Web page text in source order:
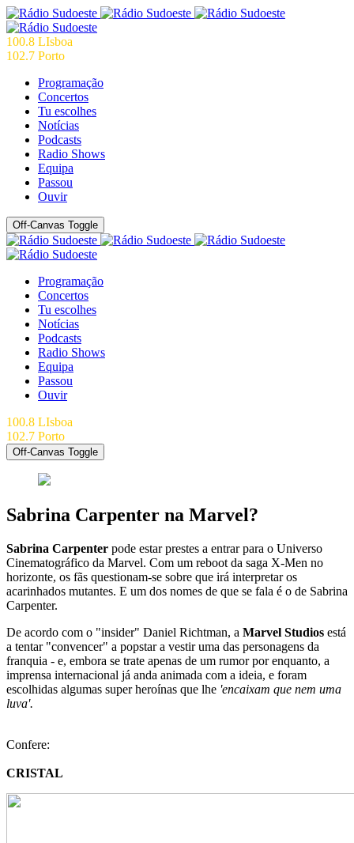
100.8 LIsboa
102.7 Porto
Programação
Concertos
Tu escolhes
Notícias
Podcasts
Radio Shows
Equipa
Passou
Ouvir
Off-Canvas Toggle
Programação
Concertos
Tu escolhes
Notícias
Podcasts
Radio Shows
Equipa
Passou
Ouvir
100.8 LIsboa
102.7 Porto
Off-Canvas Toggle
Sabrina Carpenter na Marvel?
Sabrina Carpenter pode estar prestes a entrar para o Universo
Cinematográfico da Marvel. Com um reboot da saga X-Men no
horizonte, os fãs questionam-se sobre que irá interpretar os
acarinhados mutantes. E um dos nomes de que se fala é o de Sabrina
Carpenter.
De acordo com o "insider" Daniel Richtman, a Marvel Studios está
a tentar "convencer" a popstar a vestir uma das personagens da
franquia - e, embora se trate apenas de um rumor por enquanto, a
imprensa internacional já anda animada com a ideia, e foram
escolhidas algumas super heroínas que lhe 'encaixam que nem uma
luva'.
Confere:
CRISTAL